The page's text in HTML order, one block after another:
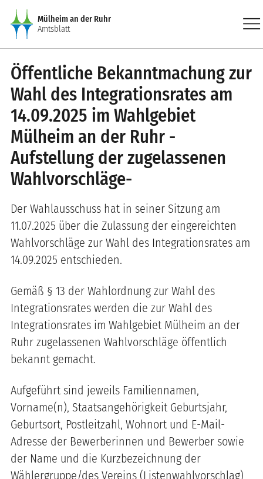
Direkt zum Inhalt
Mülheim an der Ruhr
Amtsblatt
Öffentliche Bekanntmachung zur
Wahl des Integrationsrates am
14.09.2025 im Wahlgebiet
Mülheim an der Ruhr -
Aufstellung der zugelassenen
Wahlvorschläge-
Der Wahlausschuss hat in seiner Sitzung am
11.07.2025 über die Zulassung der eingereichten
Wahlvorschläge zur Wahl des Integrationsrates am
14.09.2025 entschieden.
Gemäß § 13 der Wahlordnung zur Wahl des
Integrationsrates werden die zur Wahl des
Integrationsrates im Wahlgebiet Mülheim an der
Ruhr zugelassenen Wahlvorschläge öffentlich
bekannt gemacht.
Aufgeführt sind jeweils Familiennamen,
Vorname(n), Staatsangehörigkeit Geburtsjahr,
Geburtsort, Postleitzahl, Wohnort und E-Mail-
Adresse der Bewerberinnen und Bewerber sowie
der Name und die Kurzbezeichnung der
Wählergruppe/des Vereins (Listenwahlvorschlag)